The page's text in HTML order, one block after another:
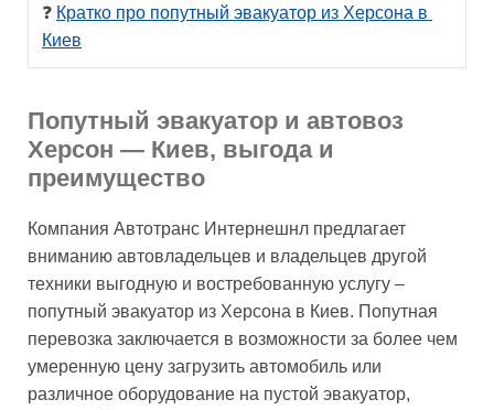
❓ Кратко про попутный эвакуатор из Херсона в
Киев
Попутный эвакуатор и автовоз
Херсон — Киев, выгода и
преимущество
Компания Автотранс Интернешнл предлагает
вниманию автовладельцев и владельцев другой
техники выгодную и востребованную услугу –
попутный эвакуатор из Херсона в Киев. Попутная
перевозка заключается в возможности за более чем
умеренную цену загрузить автомобиль или
различное оборудование на пустой эвакуатор,